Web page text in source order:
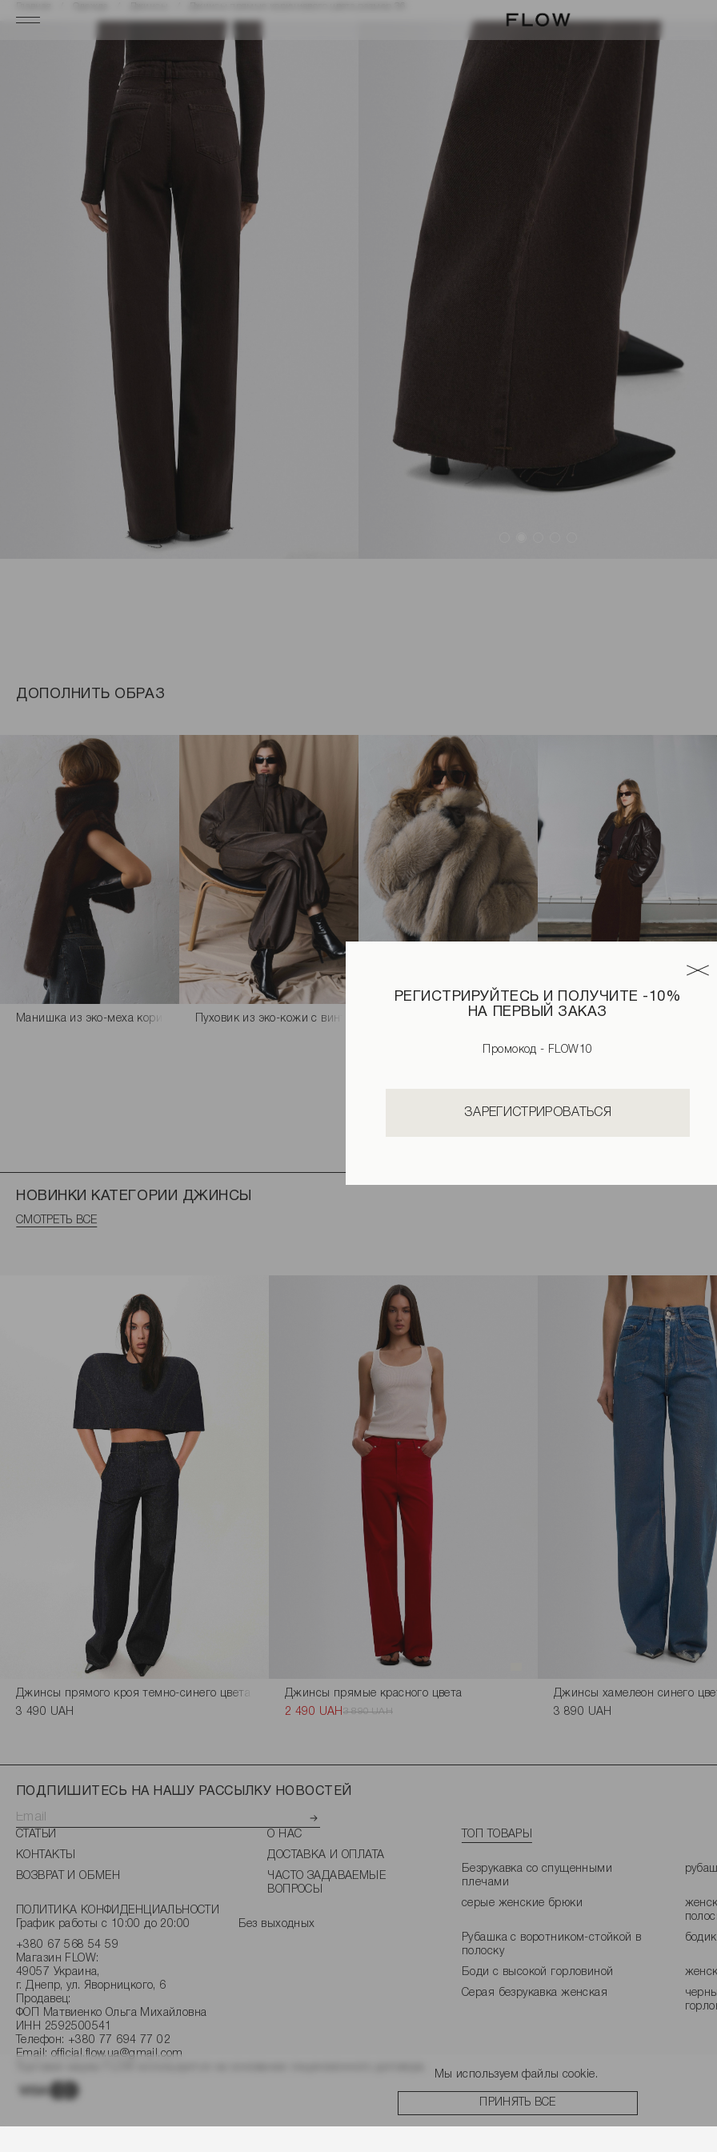
РЕГИСТРИРУЙТЕСЬ И ПОЛУЧИТЕ -10%
НА ПЕРВЫЙ ЗАКАЗ
Промокод - FLOW10
ЗАРЕГИСТРИРОВАТЬСЯ
ДОПОЛНИТЬ ОБРАЗ
Манишка из эко-меха коричневого цветаПуховик из эко-кожи с винтажным эффектом коричневого цвета
Шуба из эко-меха бежевого цветаПуховик с капюшоном
НОВИНКИ КАТЕГОРИИ ДЖИНСЫ
СМОТРЕТЬ ВСЕ
Джинсы прямого кроя темно-синего цвета
3 490 UAH
Джинсы прямые красного цвета
2 490 UAH 3 890 UAH
Джинсы хамелеон синего
3 890 UAH
ПОДПИШИТЕСЬ НА НАШУ РАССЫЛКУ НОВОСТЕЙ
СТАТЬИ
О НАС
КОНТАКТЫ
ДОСТАВКА И ОПЛАТА
ВОЗВРАТ И ОБМЕН
ЧАСТО ЗАДАВАЕМЫЕ
ВОПРОСЫ
ПОЛИТИКА КОНФИДЕНЦИАЛЬНОСТИ
График работы с 10:00 до 20:00
Без выходных
+380 67 568 54 59
Магазин FLOW:
49057 Украина,
г. Днепр, ул. Яворницкого, 6
Продавец:
ФОП Матвиенко Ольга Михайловна
ИНН 2592500541
Телефон: +380 77 694 77 02
Email: official.flow.ua@gmail.com
ТОП ТОВАРЫ
Безрукавка со спущенными
плечами
серые женские брюки
Рубашка с воротником-стойкой в
полоску
Боди с высокой горловиной
Серая безрукавка женская
Мы используем файлы cookie.
ПРИНЯТЬ ВСЕ